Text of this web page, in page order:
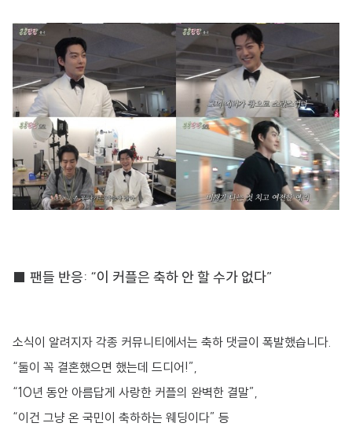
■ 팬들 반응: “이 커플은 축하 안 할 수가 없다”
소식이 알려지자 각종 커뮤니티에서는 축하 댓글이 폭발했습니다.
“둘이 꼭 결혼했으면 했는데 드디어!”,
“10년 동안 아름답게 사랑한 커플의 완벽한 결말”,
“이건 그냥 온 국민이 축하하는 웨딩이다” 등